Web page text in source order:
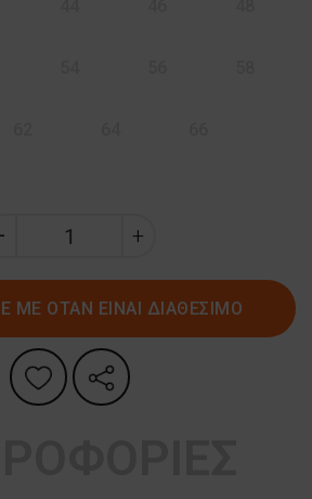
ΜΕ ΟΤΑΝ ΕΙΝΑΙ ΔΙΑΘΕΣΙΜΟ